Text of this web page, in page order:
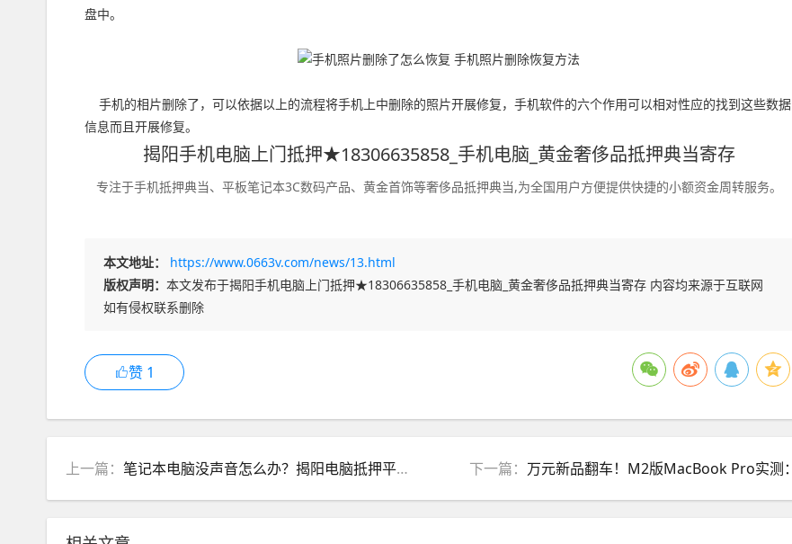
盘中。
手机的相片删除了，可以依据以上的流程将手机上中删除的照片开展修复，手机软件的六个作用可以相对性应的找到这些数据
信息而且开展修复。
揭阳手机电脑上门抵押★18306635858_手机电脑_黄金奢侈品抵押典当寄存
专注于手机抵押典当、平板笔记本3C数码产品、黄金首饰等奢侈品抵押典当,为全国用户方便提供快捷的小额资金周转服务。
本文地址：
https://www.0663v.com/news/13.html
版权声明： 本文发布于揭阳手机电脑上门抵押★18306635858_手机电脑_黄金奢侈品抵押典当寄存 内容均来源于互联网
如有侵权联系删除
赞 1
上一篇： 笔记本电脑没声音怎么办？揭阳电脑抵押平台告诉您! 下一篇： 万元新品翻车！M2版MacBook Pro实测：苹果SSD降速明显